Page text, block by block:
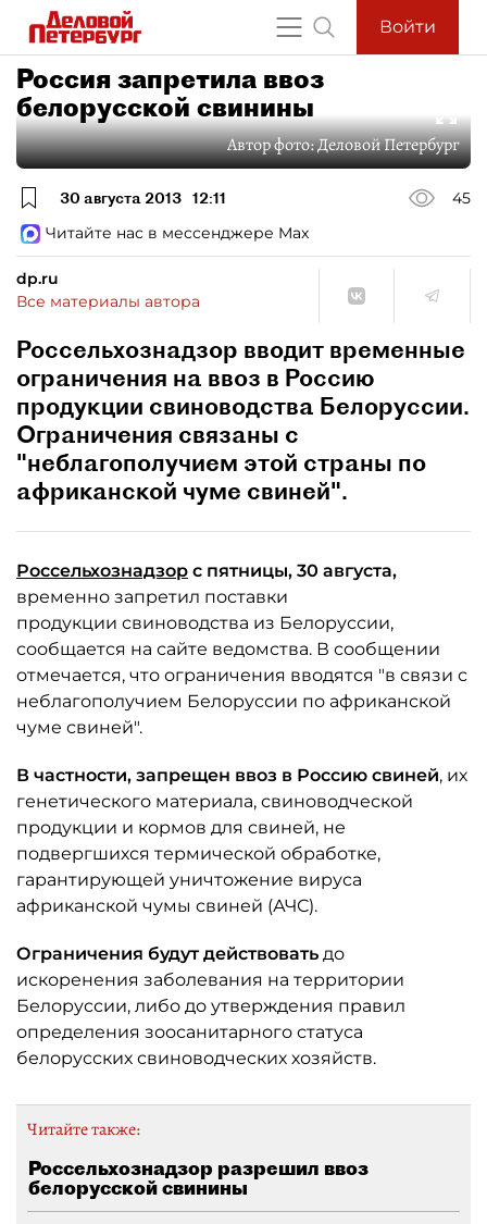
Войти
Россия запретила ввоз
белорусской свинины
Автор фото:Деловой Петербург
30 августа 2013 12:11
45
Читайте нас в мессенджере Max
dp.ru
Все материалы автора
Россельхознадзор вводит временные
ограничения на ввоз в Россию
продукции свиноводства Белоруссии.
Ограничения связаны с
"неблагополучием этой страны по
африканской чуме свиней".
Россельхознадзор с пятницы, 30 августа,
временно запретил поставки
продукции свиноводства из Белоруссии,
сообщается на сайте ведомства. В сообщении
отмечается, что ограничения вводятся "в связи с
неблагополучием Белоруссии по африканской
чуме свиней".
В частности, запрещен ввоз в Россию свиней, их
генетического материала, свиноводческой
продукции и кормов для свиней, не
подвергшихся термической обработке,
гарантирующей уничтожение вируса
африканской чумы свиней (АЧС).
Ограничения будут действовать до
искоренения заболевания на территории
Белоруссии, либо до утверждения правил
определения зоосанитарного статуса
белорусских свиноводческих хозяйств.
Читайте также:
Россельхознадзор разрешил ввоз
белорусской свинины